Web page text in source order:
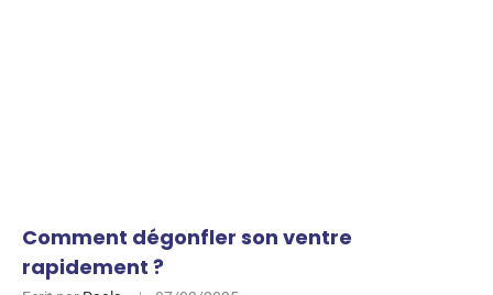
Comment dégonfler son ventre
rapidement ?